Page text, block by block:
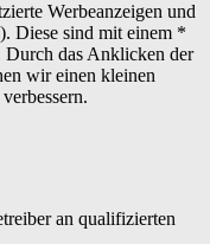
Werbeanzeigen und
Diese sind mit einem *
das Anklicken der
wir einen kleinen
an qualifizierten